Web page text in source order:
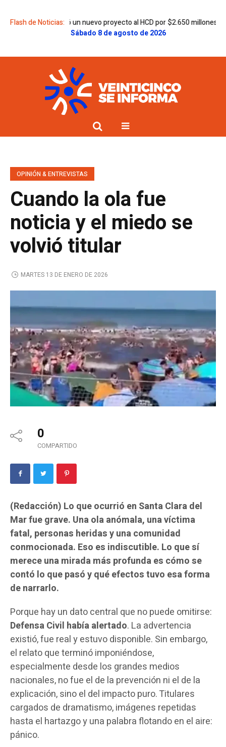
Flash de Noticias:
envió un nuevo proyecto al HCD por $2.650 millones para la
Sábado 8 de agosto de 2026
OPINIÓN & ENTREVISTAS
Cuando la ola fue
noticia y el miedo se
volvió titular
MARTES 13 DE ENERO DE 2026
0
COMPARTIDO
(Redacción) Lo que ocurrió en Santa Clara del
Mar fue grave. Una ola anómala, una víctima
fatal, personas heridas y una comunidad
conmocionada. Eso es indiscutible. Lo que sí
merece una mirada más profunda es cómo se
contó lo que pasó y qué efectos tuvo esa forma
de narrarlo.
Porque hay un dato central que no puede omitirse:
Defensa Civil había alertado. La advertencia
existió, fue real y estuvo disponible. Sin embargo,
el relato que terminó imponiéndose,
especialmente desde los grandes medios
nacionales, no fue el de la prevención ni el de la
explicación, sino el del impacto puro. Titulares
cargados de dramatismo, imágenes repetidas
hasta el hartazgo y una palabra flotando en el aire:
pánico.